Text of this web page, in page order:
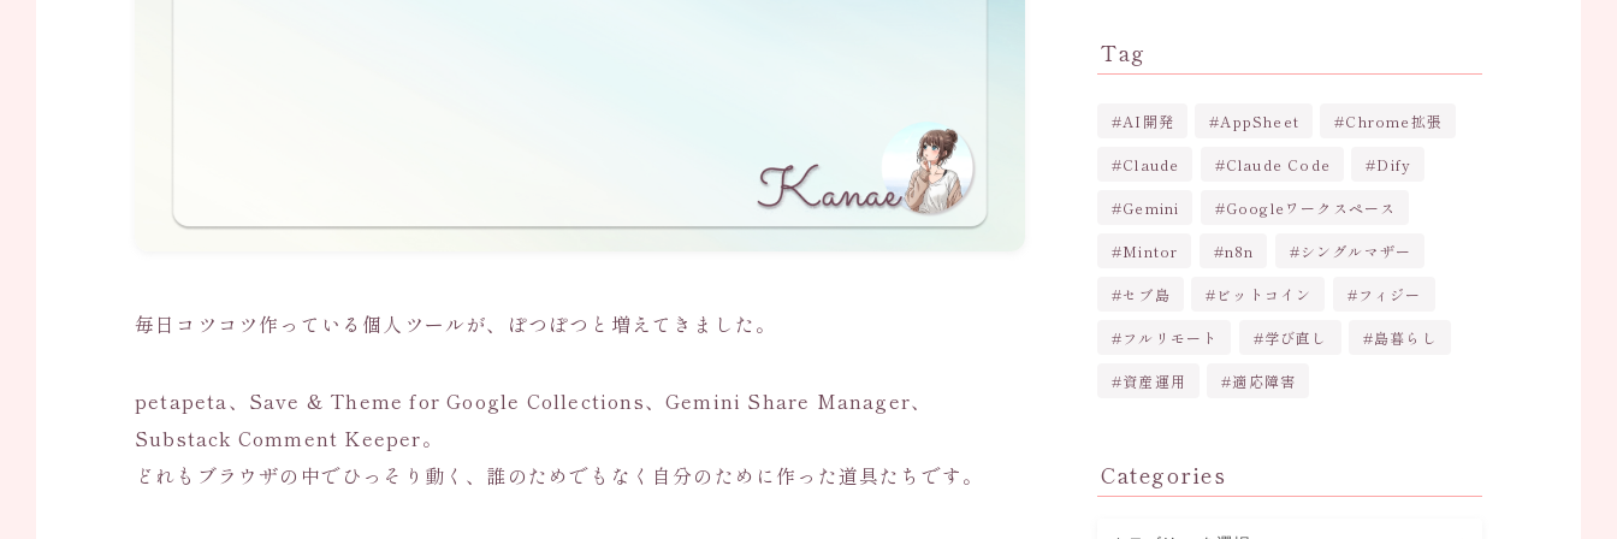
毎日コツコツ作っている個人ツールが、ぽつぽつと増えてきました。
petapeta、Save & Theme for Google Collections、Gemini Share Manager、
Substack Comment Keeper。
どれもブラウザの中でひっそり動く、誰のためでもなく自分のために作った道具たちです。
Tag
AI開発 AppSheet Chrome拡張
Claude Claude Code Dify
Gemini Googleワークスペース
Mintor n8n シングルマザー
セブ島 ビットコイン フィジー
フルリモート 学び直し 島暮らし
資産運用 適応障害
Categories